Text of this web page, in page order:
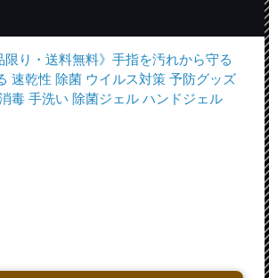
限り・送料無料》手指を汚れから守る
速乾性 除菌 ウイルス対策 予防グッズ
毒 手洗い 除菌ジェル ハンドジェル